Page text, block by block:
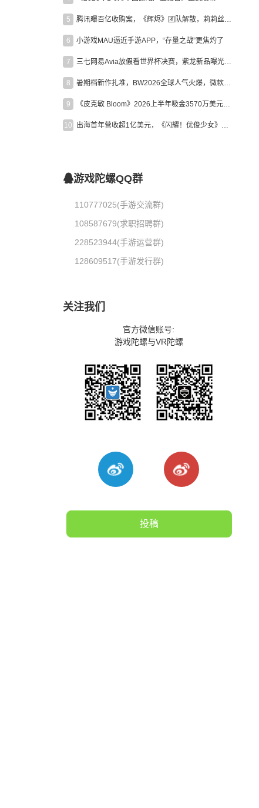
5 腾讯曝百亿收购案，《辉烬》团队解散，莉莉丝新作曝光｜陀螺周报
6 小游戏MAU逼近手游APP，“存量之战”更焦灼了
7 三七网易Avia放假看世界杯决赛，紫龙新品曝光，米哈游新作上线 | 陀螺周报
8 暑期档新作扎堆，BW2026全球人气火爆，微软XBOX大裁员|陀螺周报
9 《皮克敏 Bloom》2026上半年吸金3570万美元，中国台湾成最大市场
10 出海首年营收超1亿美元，《闪耀！优俊少女》美国市场占比达七成
游戏陀螺QQ群
110777025(手游交流群)
108587679(求职招聘群)
228523944(手游运营群)
128609517(手游发行群)
关注我们
官方微信账号:
游戏陀螺与VR陀螺
投稿